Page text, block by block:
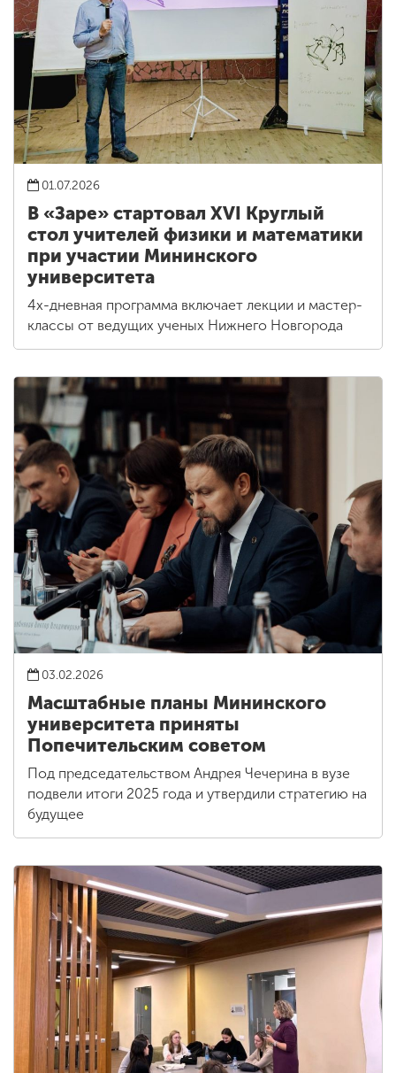
01.07.2026
В «Заре» стартовал XVI Круглый
стол учителей физики и математики
при участии Мининского
университета
4х-дневная программа включает лекции и мастер-
классы от ведущих ученых Нижнего Новгорода
03.02.2026
Масштабные планы Мининского
университета приняты
Попечительским советом
Под председательством Андрея Чечерина в вузе
подвели итоги 2025 года и утвердили стратегию на
будущее